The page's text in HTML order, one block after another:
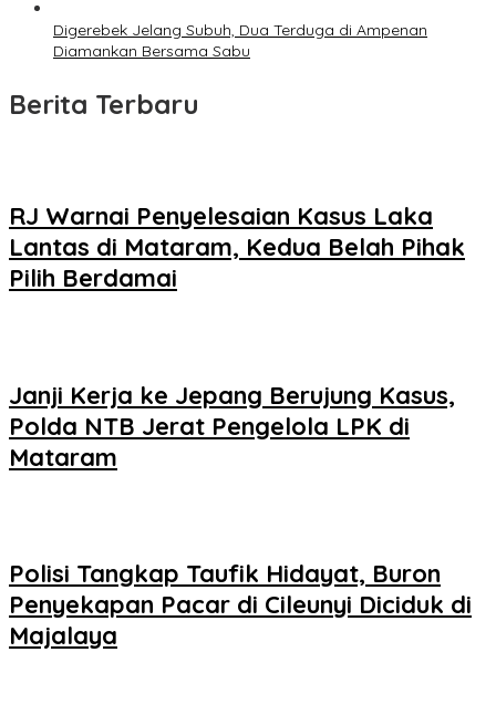
Digerebek Jelang Subuh, Dua Terduga di Ampenan
Diamankan Bersama Sabu
Berita Terbaru
RJ Warnai Penyelesaian Kasus Laka
Lantas di Mataram, Kedua Belah Pihak
Pilih Berdamai
Janji Kerja ke Jepang Berujung Kasus,
Polda NTB Jerat Pengelola LPK di
Mataram
Polisi Tangkap Taufik Hidayat, Buron
Penyekapan Pacar di Cileunyi Diciduk di
Majalaya